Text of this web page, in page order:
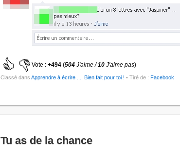
Vote : +494 (504 J'aime /10 J'aime pas)
Classé dans Apprendre à écrire ... Bien fait pour toi ! • Tiré de : Facebook
Tu as de la chance